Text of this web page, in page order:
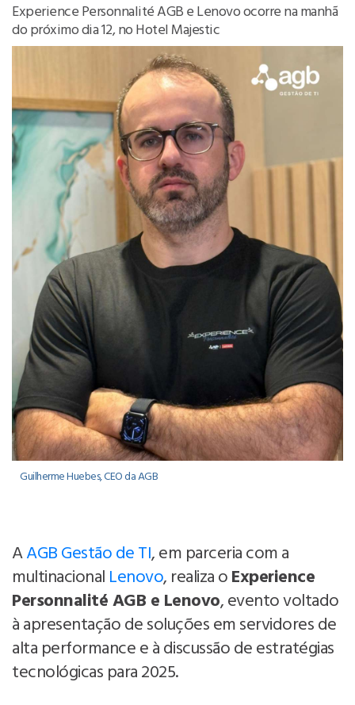
Experience Personnalité AGB e Lenovo ocorre na manhã
do próximo dia 12, no Hotel Majestic
Guilherme Huebes, CEO da AGB
AAGB Gestão de TI, em parceria com a
multinacional Lenovo, realiza oExperience
Personnalité AGB e Lenovo, evento voltado
à apresentação de soluções em servidores de
alta performance e à discussão de estratégias
tecnológicas para 2025.